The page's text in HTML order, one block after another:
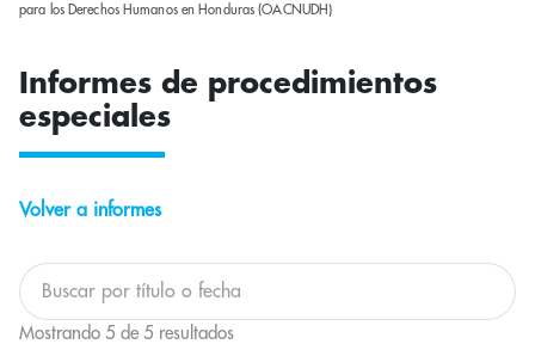
para los Derechos Humanos en Honduras (OACNUDH)
Informes de procedimientos
especiales
Volver a informes
Buscar informes
Mostrando 5 de 5 resultados